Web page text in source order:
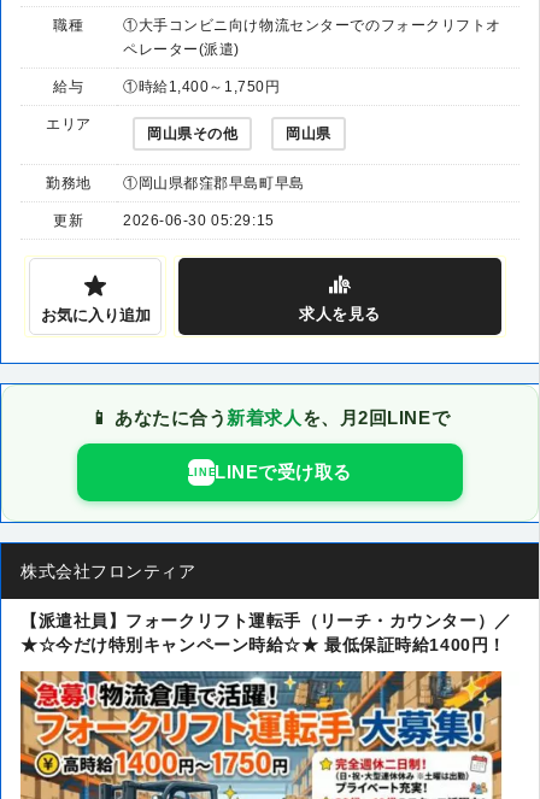
職種
①大手コンビニ向け物流センターでのフォークリフトオ
ペレーター(派遣)
給与 ①時給1,400～1,750円
エリア
岡山県その他 岡山県
勤務地 ①岡山県都窪郡早島町早島
更新 2026-06-30 05:29:15
お気に入り追加 求人 を見る
📱 あなたに合う 新着求人 を、月2回LINEで
LINELINEで受け取る
株式会社フロンティア
【派遣社員】フォークリフト運転手（リーチ・カウンター）／
★☆今だけ特別キャンペーン時給☆★ 最低保証時給1400円！